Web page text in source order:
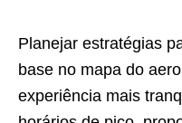
Planejar estratégias
base no mapa do
experiência mais